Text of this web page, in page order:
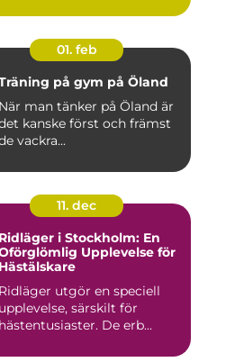
01. feb
på gym på Öland
När man tänker på Öland är
kanske först och främst
vackra...
11. dec
Ridläger i Stockholm: En
Upplevelse för
Hästälskare
Ridläger utgör en speciell
upplevelse, särskilt för
hästentusiaster. De erb...